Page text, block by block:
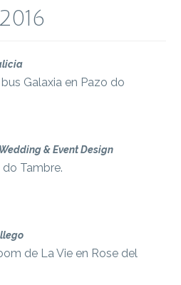
2016
Galaxia en Pazo do
& Event Design
do Tambre.
de La Vie en Rose del